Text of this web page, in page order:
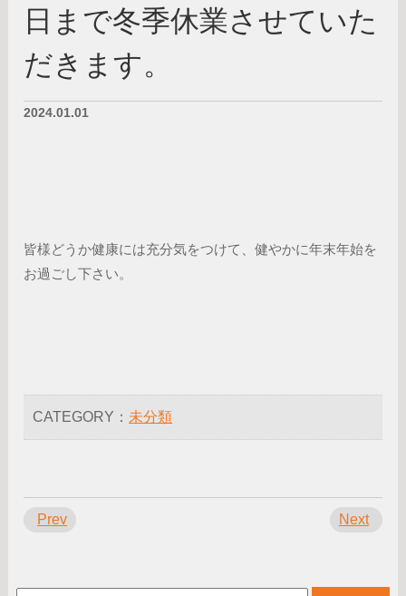
日まで冬季休業させていた
だきます。
2024.01.01
皆様どうか健康には充分気をつけて、健やかに年末年始を
お過ごし下さい。
CATEGORY： 未分類
Prev Next